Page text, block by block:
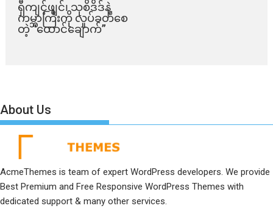
ရှီကျင့်ဖျင်၊ သုစိဒိဒ်နဲ့
ကမ္ဘာကြီးကို လှုပ်ခတ်စေ
တဲ့ “ထောင်ချောက်”
About Us
AcmeThemes is team of expert WordPress developers. We provide
Best Premium and Free Responsive WordPress Themes with
dedicated support & many other services.